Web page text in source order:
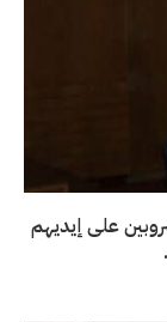
على إيديهم